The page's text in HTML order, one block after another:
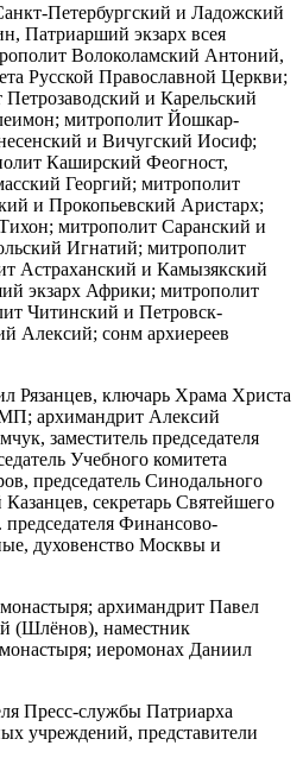
Петербургский и Ладожский
Патриарший экзарх всея
Волоколамский Антоний,
Русской Православной Церкви;
и Карельский
митрополит Йошкар-
и Вичугский Иосиф;
Каширский Феогност,
Георгий; митрополит
и Прокопьевский Аристарх;
митрополит Саранский и
Игнатий; митрополит
Астраханский и Камызякский
экзарх Африки; митрополит
Читинский и Петровск-
Алексий; сонм архиереев
Рязанцев, ключарь Храма Христа
МП; архимандрит Алексий
заместитель председателя
Учебного комитета
председатель Синодального
секретарь Святейшего
Финансово-
духовенство Москвы и
архимандрит Павел
(Шлёнов), наместник
иеромонах Даниил
Пресс-службы Патриарха
учреждений, представители